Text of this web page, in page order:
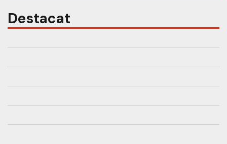
Destacat